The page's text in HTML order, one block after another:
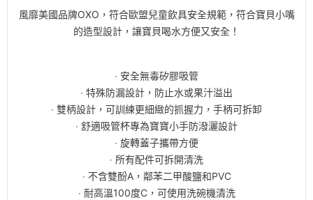
風靡美國品牌OXO，符合歐盟兒童飲具安全規範，符合寶貝小嘴
的造型設計，讓寶貝喝水方便又安全！
‧ 安全無毒矽膠吸管
‧ 特殊防漏設計，防止水或果汁溢出
‧ 雙柄設計，可訓練更細緻的抓握力，手柄可拆卸
‧ 舒適吸管杯專為寶寶小手防潑灑設計
‧ 旋轉蓋子攜帶方便
‧ 所有配件可拆開清洗
‧ 不含雙酚A，鄰苯二甲酸鹽和PVC
‧ 耐高溫100度C，可使用洗碗機清洗